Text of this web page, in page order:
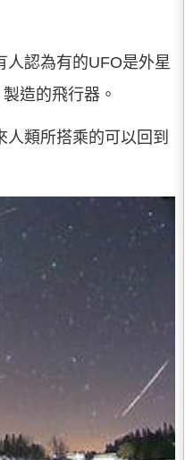
人認為有的UFO是外星
造的飛行器。
人類所搭乘的可以回到